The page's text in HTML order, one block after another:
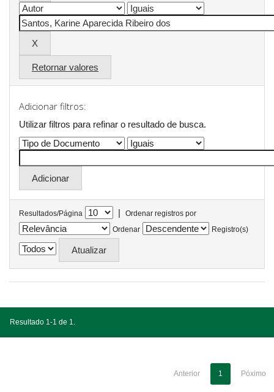
Retornar valores
Adicionar filtros:
Utilizar filtros para refinar o resultado de busca.
Resultados/Página |
Ordenar registros por
Ordenar
Registro(s)
Resultado 1-1 de 1.
Anterior 1 Póximo